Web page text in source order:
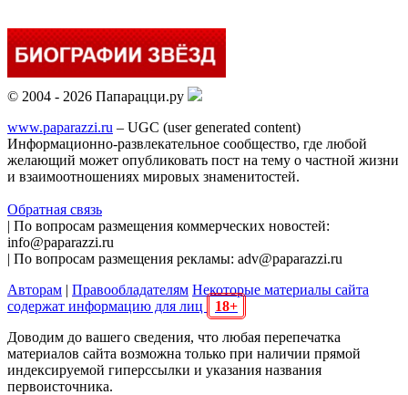
© 2004 - 2026 Папарацци.ру
www.paparazzi.ru – UGC (user generated content)
Информационно-развлекательное сообщество, где любой
желающий может опубликовать пост на тему о частной жизни
и взаимоотношениях мировых знаменитостей.
Обратная связь
| По вопросам размещения коммерческих новостей:
info@paparazzi.ru
| По вопросам размещения рекламы: adv@paparazzi.ru
Авторам | Правообладателям Некоторые материалы сайта
содержат информацию для лиц
18+
Доводим до вашего сведения, что любая перепечатка
материалов сайта возможна только при наличии прямой
индексируемой гиперссылки и указания названия
первоисточника.